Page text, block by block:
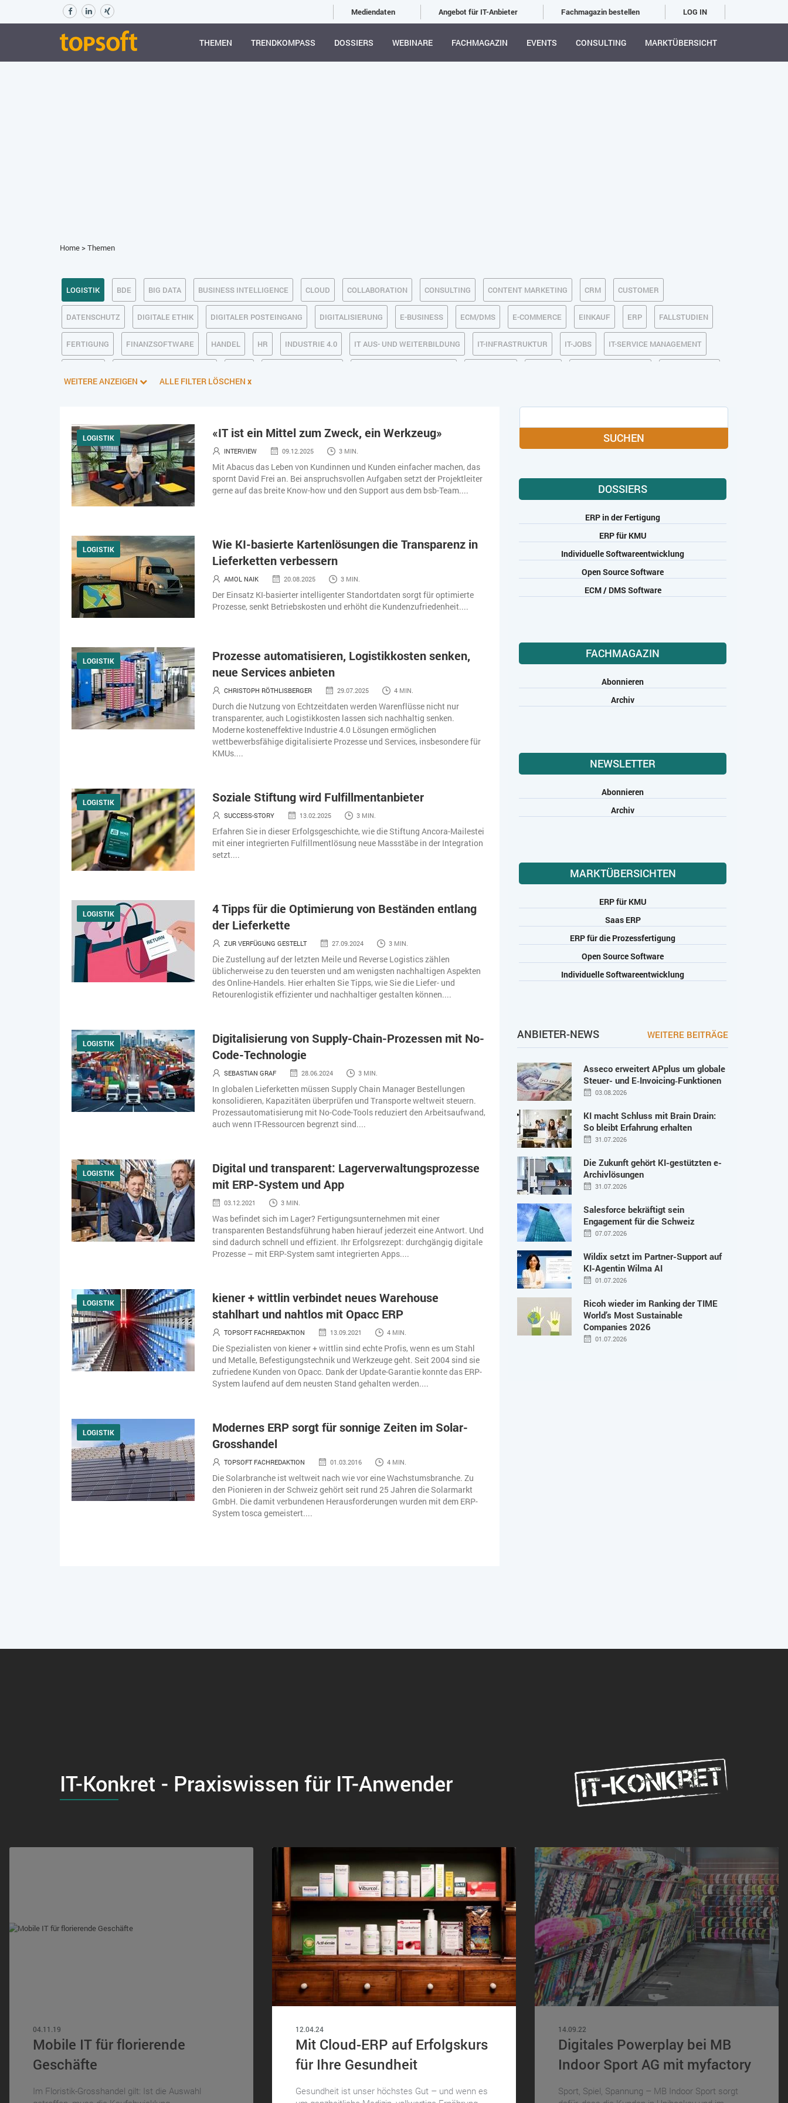
Mediendaten Angebot für IT-Anbieter Fachmagazin bestellen LOG IN
THEMEN TRENDKOMPASS DOSSIERS WEBINARE FACHMAGAZIN EVENTS CONSULTING MARKTÜBERSICHT
Home>Themen
LOGISTIK BDE BIG DATA BUSINESS INTELLIGENCE CLOUD COLLABORATION CONSULTING CONTENT MARKETING CRM CUSTOMER
DATENSCHUTZ DIGITALE ETHIK DIGITALER POSTEINGANG DIGITALISIERUNG E-BUSINESS ECM/DMS E-COMMERCE EINKAUF ERP FALLSTUDIEN
FERTIGUNG FINANZSOFTWARE HANDEL HR INDUSTRIE 4.0 IT AUS- UND WEITERBILDUNG IT-INFRASTRUKTUR IT-JOBS IT-SERVICE MANAGEMENT
SOFTWAREENTWICKLUNG SWONET
WEBDESIGN WEB-SHOP ZEITWIRTSCHAFT
WEITERE ANZEIGEN ALLE FILTER LÖSCHEN x
LOGISTIK «IT ist ein Mittel zum Zweck, ein Werkzeug»
INTERVIEW 09.12.2025 3 MIN.
Mit Abacus das Leben von Kundinnen und Kunden einfacher machen, das
spornt David Frei an. Bei anspruchsvollen Aufgaben setzt der Projektleiter
gerne auf das breite Know-how und den Support aus dem bsb-Team....
LOGISTIK
Wie KI-basierte Kartenlösungen die Transparenz in
Lieferketten verbessern
AMOL NAIK 20.08.2025 3 MIN.
Der Einsatz KI-basierter intelligenter Standortdaten sorgt für optimierte
Prozesse, senkt Betriebskosten und erhöht die Kundenzufriedenheit....
LOGISTIK
Prozesse automatisieren, Logistikkosten senken,
neue Services anbieten
CHRISTOPH RÖTHLISBERGER 29.07.2025 4 MIN.
Durch die Nutzung von Echtzeitdaten werden Warenflüsse nicht nur
transparenter, auch Logistikkosten lassen sich nachhaltig senken.
Moderne kosteneffektive Industrie 4.0 Lösungen ermöglichen
wettbewerbsfähige digitalisierte Prozesse und Services, insbesondere für
KMUs....
LOGISTIK Soziale Stiftung wird Fulfillmentanbieter
SUCCESS-STORY 13.02.2025 3 MIN.
Erfahren Sie in dieser Erfolgsgeschichte, wie die Stiftung Ancora-Mailestei
mit einer integrierten Fulfillmentlösung neue Massstäbe in der Integration
setzt....
LOGISTIK
4 Tipps für die Optimierung von Beständen entlang
der Lieferkette
ZUR VERFÜGUNG GESTELLT 27.09.2024 3 MIN.
Die Zustellung auf der letzten Meile und Reverse Logistics zählen
üblicherweise zu den teuersten und am wenigsten nachhaltigen Aspekten
des Online-Handels. Hier erhalten Sie Tipps, wie Sie die Liefer- und
Retourenlogistik effizienter und nachhaltiger gestalten können....
LOGISTIK
Digitalisierung von Supply-Chain-Prozessen mit No-
Code-Technologie
SEBASTIAN GRAF 28.06.2024 3 MIN.
In globalen Lieferketten müssen Supply Chain Manager Bestellungen
konsolidieren, Kapazitäten überprüfen und Transporte weltweit steuern.
Prozessautomatisierung mit No-Code-Tools reduziert den Arbeitsaufwand,
auch wenn IT-Ressourcen begrenzt sind....
LOGISTIK
Digital und transparent: Lagerverwaltungsprozesse
mit ERP-System und App
03.12.2021 3 MIN.
Was befindet sich im Lager? Fertigungsunternehmen mit einer
transparenten Bestandsführung haben hierauf jederzeit eine Antwort. Und
sind dadurch schnell und effizient. Ihr Erfolgsrezept: durchgängig digitale
Prozesse – mit ERP-System samt integrierten Apps....
LOGISTIK
kiener + wittlin verbindet neues Warehouse
stahlhart und nahtlos mit Opacc ERP
TOPSOFT FACHREDAKTION 13.09.2021 4 MIN.
Die Spezialisten von kiener + wittlin sind echte Profis, wenn es um Stahl
und Metalle, Befestigungstechnik und Werkzeuge geht. Seit 2004 sind sie
zufriedene Kunden von Opacc. Dank der Update-Garantie konnte das ERP-
System laufend auf dem neusten Stand gehalten werden....
LOGISTIK
Modernes ERP sorgt für sonnige Zeiten im Solar-
Grosshandel
TOPSOFT FACHREDAKTION 01.03.2016 4 MIN.
Die Solarbranche ist weltweit nach wie vor eine Wachstumsbranche. Zu
den Pionieren in der Schweiz gehört seit rund 25 Jahren die Solarmarkt
GmbH. Die damit verbundenen Herausforderungen wurden mit dem ERP-
System tosca gemeistert....
SUCHEN
DOSSIERS
ERP in der Fertigung
ERP für KMU
Individuelle Softwareentwicklung
Open Source Software
ECM / DMS Software
FACHMAGAZIN
Abonnieren
Archiv
NEWSLETTER
Abonnieren
Archiv
MARKTÜBERSICHTEN
ERP für KMU
Saas ERP
ERP für die Prozessfertigung
Open Source Software
Individuelle Softwareentwicklung
ANBIETER-NEWS WEITERE BEITRÄGE
Asseco erweitert APplus um globale
Steuer- und E‑Invoicing‑Funktionen
03.08.2026
KI macht Schluss mit Brain Drain:
So bleibt Erfahrung erhalten
31.07.2026
Die Zukunft gehört KI-gestützten e-
Archivlösungen
31.07.2026
Salesforce bekräftigt sein
Engagement für die Schweiz
07.07.2026
Wildix setzt im Partner-Support auf
KI-Agentin Wilma AI
01.07.2026
Ricoh wieder im Ranking der TIME
World’s Most Sustainable
Companies 2026
01.07.2026
IT-Konkret - Praxiswissen für IT-Anwender
04.11.19
Mobile IT für florierende
Geschäfte
Im Floristik-Grosshandel gilt: Ist die Auswahl
12.04.24
Mit Cloud-ERP auf Erfolgskurs
für Ihre Gesundheit
Gesundheit ist unser höchstes Gut – und wenn es
14.09.22
Digitales Powerplay bei MB
Indoor Sport AG mit myfactory
Sport, Spiel, Spannung – MB Indoor Sport sorgt